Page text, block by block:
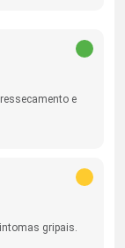
e
gripais.